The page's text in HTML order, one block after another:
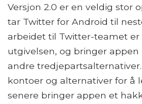
Versjon 2.0 er en veldig stor
tar Twitter for Android til
arbeidet til Twitter-teamet er
utgivelsen, og bringer appen
andre
kontoer og alternativer for å
senere bringer appen et